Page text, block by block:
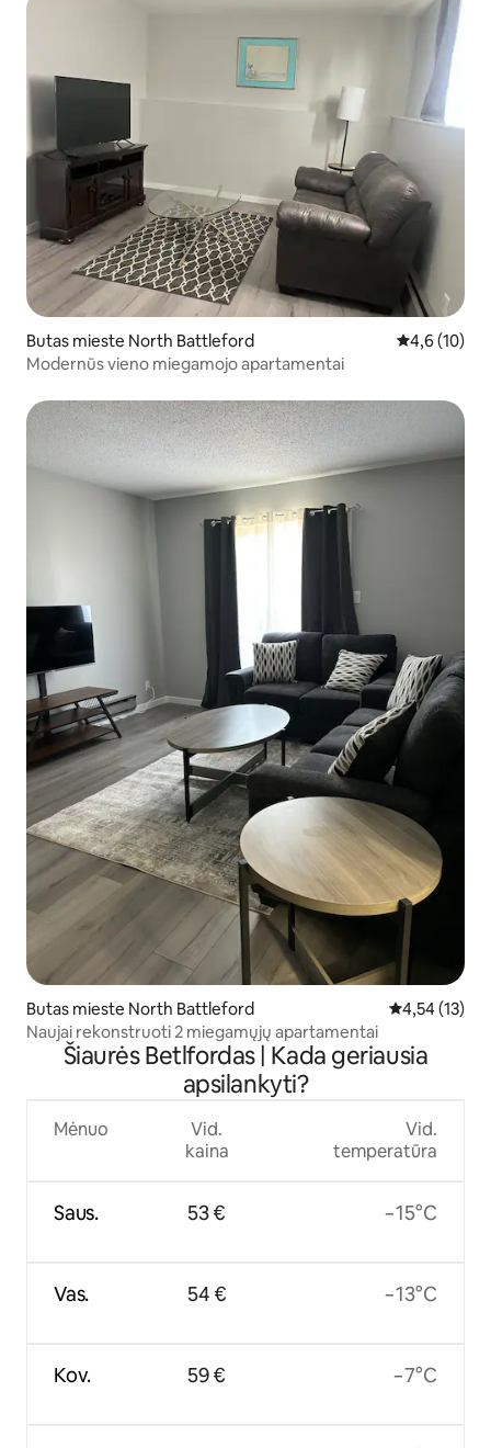
Butas mieste North Battleford Vidutinis
4,6 (10)
Modernūs vieno miegamojo apartamentai
Butas mieste North Battleford Vidutinis
4,54 (13)
Naujai rekonstruoti 2 miegamųjų apartamentai
Šiaurės Betlfordas | Kada geriausia
apsilankyti?
Mėnuo
Saus.
Vas.
Kov.
Vid.
kaina
53 €
54 €
59 €
Vid.
temperatūra
−15°C
−13°C
−7°C